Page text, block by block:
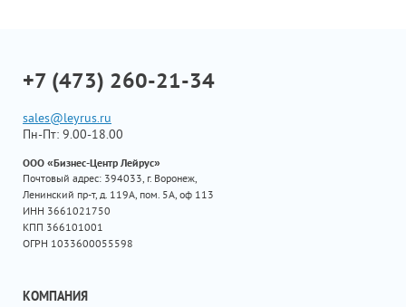
+7 (473) 260-21-34
sales@leyrus.ru
Пн-Пт: 9.00-18.00
ООО «Бизнес-Центр Лейрус»
Почтовый адрес: 394033, г. Воронеж,
Ленинский пр-т, д. 119А, пом. 5А, оф 113
ИНН 3661021750
КПП 366101001
ОГРН 1033600055598
КОМПАНИЯ